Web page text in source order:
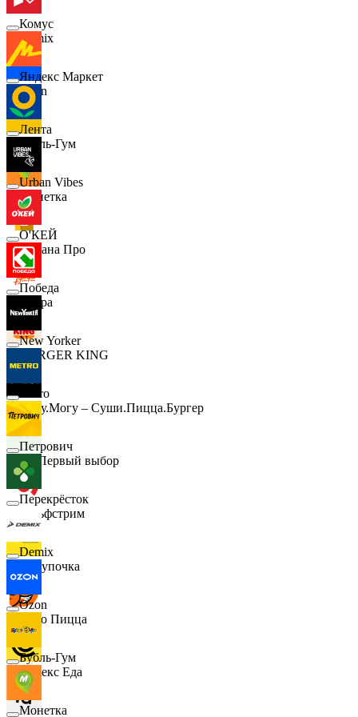
Demix
Ozon
Бубль-Гум
Монетка
Лемана Про
7 утра
BURGER KING
Хочу.Могу – Суши.Пицца.Бургер
B1 Первый выбор
Гольфстрим
Покупочка
Додо Пицца
Яндекс Еда
Комус
Яндекс Маркет
Лента
Urban Vibes
О'КЕЙ
Победа
New Yorker
Metro
Петрович
Перекрёсток
Demix
Ozon
Бубль-Гум
Монетка